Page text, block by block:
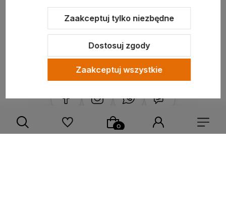
Sklep internetowy Shoper.pl Szablon Shoper Modern 3.0™ od
Zaakceptuj tylko niezbędne
Dostosuj zgody
Zaakceptuj wszystkie